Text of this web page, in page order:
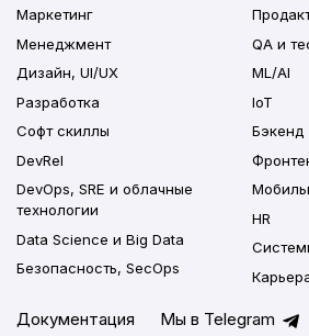
Маркетинг
Менеджмент
Дизайн, UI/UX
Разработка
Софт скиллы
DevRel
DevOps, SRE и облачные
технологии
Data Science и Big Data
Безопасность, SecOps
QA и
ML/AI
IoT
Бэкенд
HR
Документация Мы в Telegram